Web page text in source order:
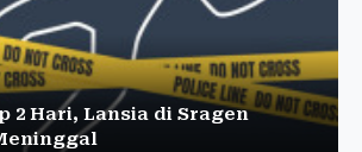
2 Hari, Lansia di Sragen